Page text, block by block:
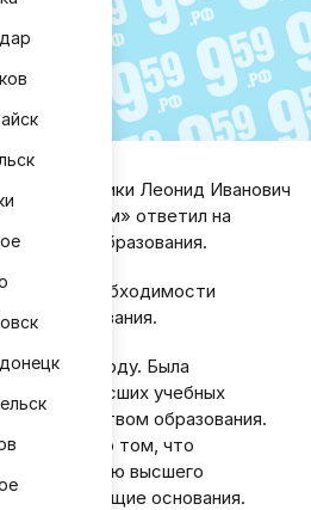
Республики Леонид Иванович
о важном» ответил на
высшего образования.
о необходимости
образования.
этому поводу. Была
высших учебных
образования.
к выводу о том, что
высшего
следующие основания.